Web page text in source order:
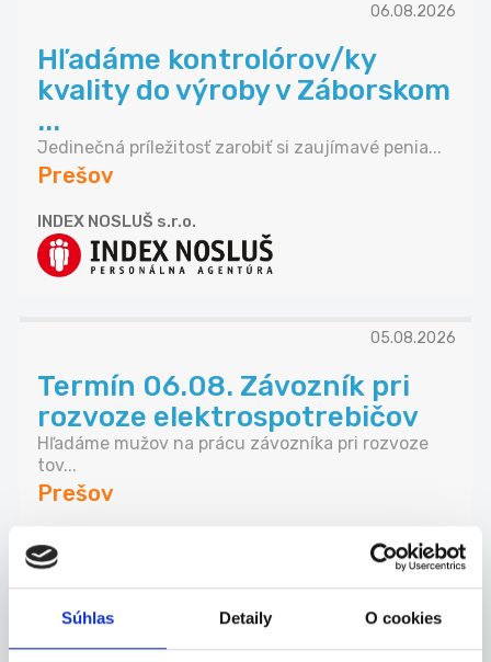
Súhlas Detaily O cookies
06.08.2026
Hľadáme kontrolórov/ky
kvality do výroby v Záborskom
...
Jedinečná príležitosť zarobiť si zaujímavé penia...
Prešov
INDEX NOSLUŠ s.r.o.
05.08.2026
Termín 06.08. Závozník pri
rozvoze elektrospotrebičov
Hľadáme mužov na prácu závozníka pri rozvoze
tov...
Prešov
06.08.2026